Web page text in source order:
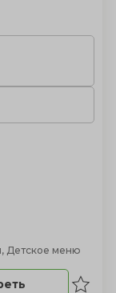
Детское меню